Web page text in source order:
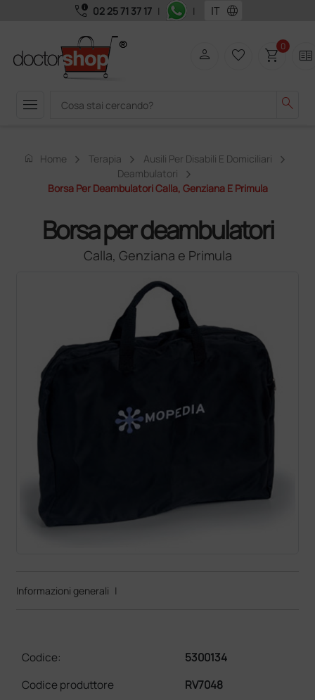
call_quality 02 25 71 37 17 | | language
menu search
person favorite_border shopping_cart0 two_pager
home Home Terapia
Ausili Per Disabili E Domiciliari
Deambulatori
Borsa Per Deambulatori Calla, Genziana E Primula
Borsa per deambulatori
Calla, Genziana e Primula
Informazioni generali |
Codice:
5300134
Codice produttore
RV7048